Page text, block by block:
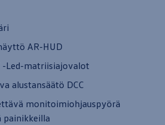
AR-HUD
-Led-matriisiajovalot
alustansäätö DCC
monitoimiohjauspyörä